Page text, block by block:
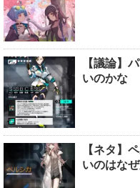
【議論】
いのかな
【ネタ】
いのはな